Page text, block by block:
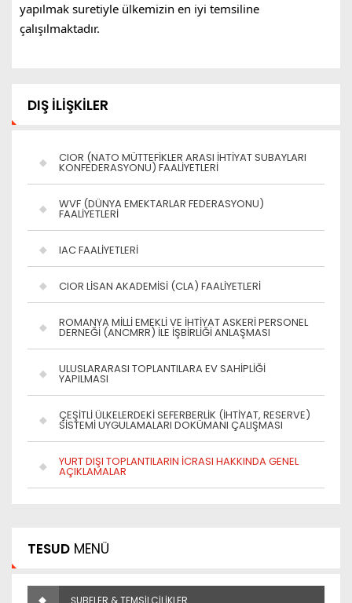
yapılmak suretiyle ülkemizin en iyi temsiline
çalışılmaktadır.
DIŞ İLİŞKİLER
CIOR (NATO MÜTTEFİKLER ARASI İHTİYAT SUBAYLARI
KONFEDERASYONU) FAALİYETLERİ
WVF (DÜNYA EMEKTARLAR FEDERASYONU)
FAALİYETLERİ
IAC FAALİYETLERİ
CIOR LİSAN AKADEMİSİ (CLA) FAALİYETLERİ
ROMANYA MİLLİ EMEKLİ VE İHTİYAT ASKERİ PERSONEL
DERNEĞİ (ANCMRR) İLE İŞBİRLİĞİ ANLAŞMASI
ULUSLARARASI TOPLANTILARA EV SAHİPLİĞİ
YAPILMASI
ÇEŞİTLİ ÜLKELERDEKİ SEFERBERLİK (İHTİYAT, RESERVE)
SİSTEMİ UYGULAMALARI DOKÜMANI ÇALIŞMASI
YURT DIŞI TOPLANTILARIN İCRASI HAKKINDA GENEL
AÇIKLAMALAR
TESUD MENÜ